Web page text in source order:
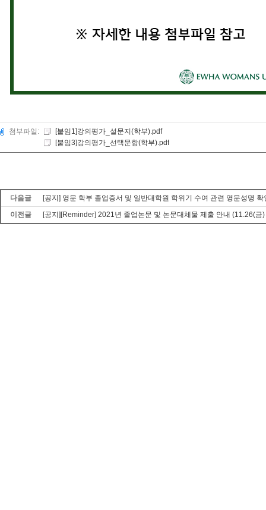
첨부파일:
[붙임1]강의평가_설문지(학부).pdf
[붙임3]강의평가_선택문항(학부).pdf
다음글
[공지] 영문 학부 졸업증서 및 일반대학원 학위기 수여 관련 영문성명
이전글
[공지][Reminder] 2021년 졸업논문 및 논문대체물 제출 안내 (11.26(금